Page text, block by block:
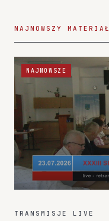
NAJNOWSZY MATERIAŁ
NAJNOWSZE
TRANSMISJE LIVE